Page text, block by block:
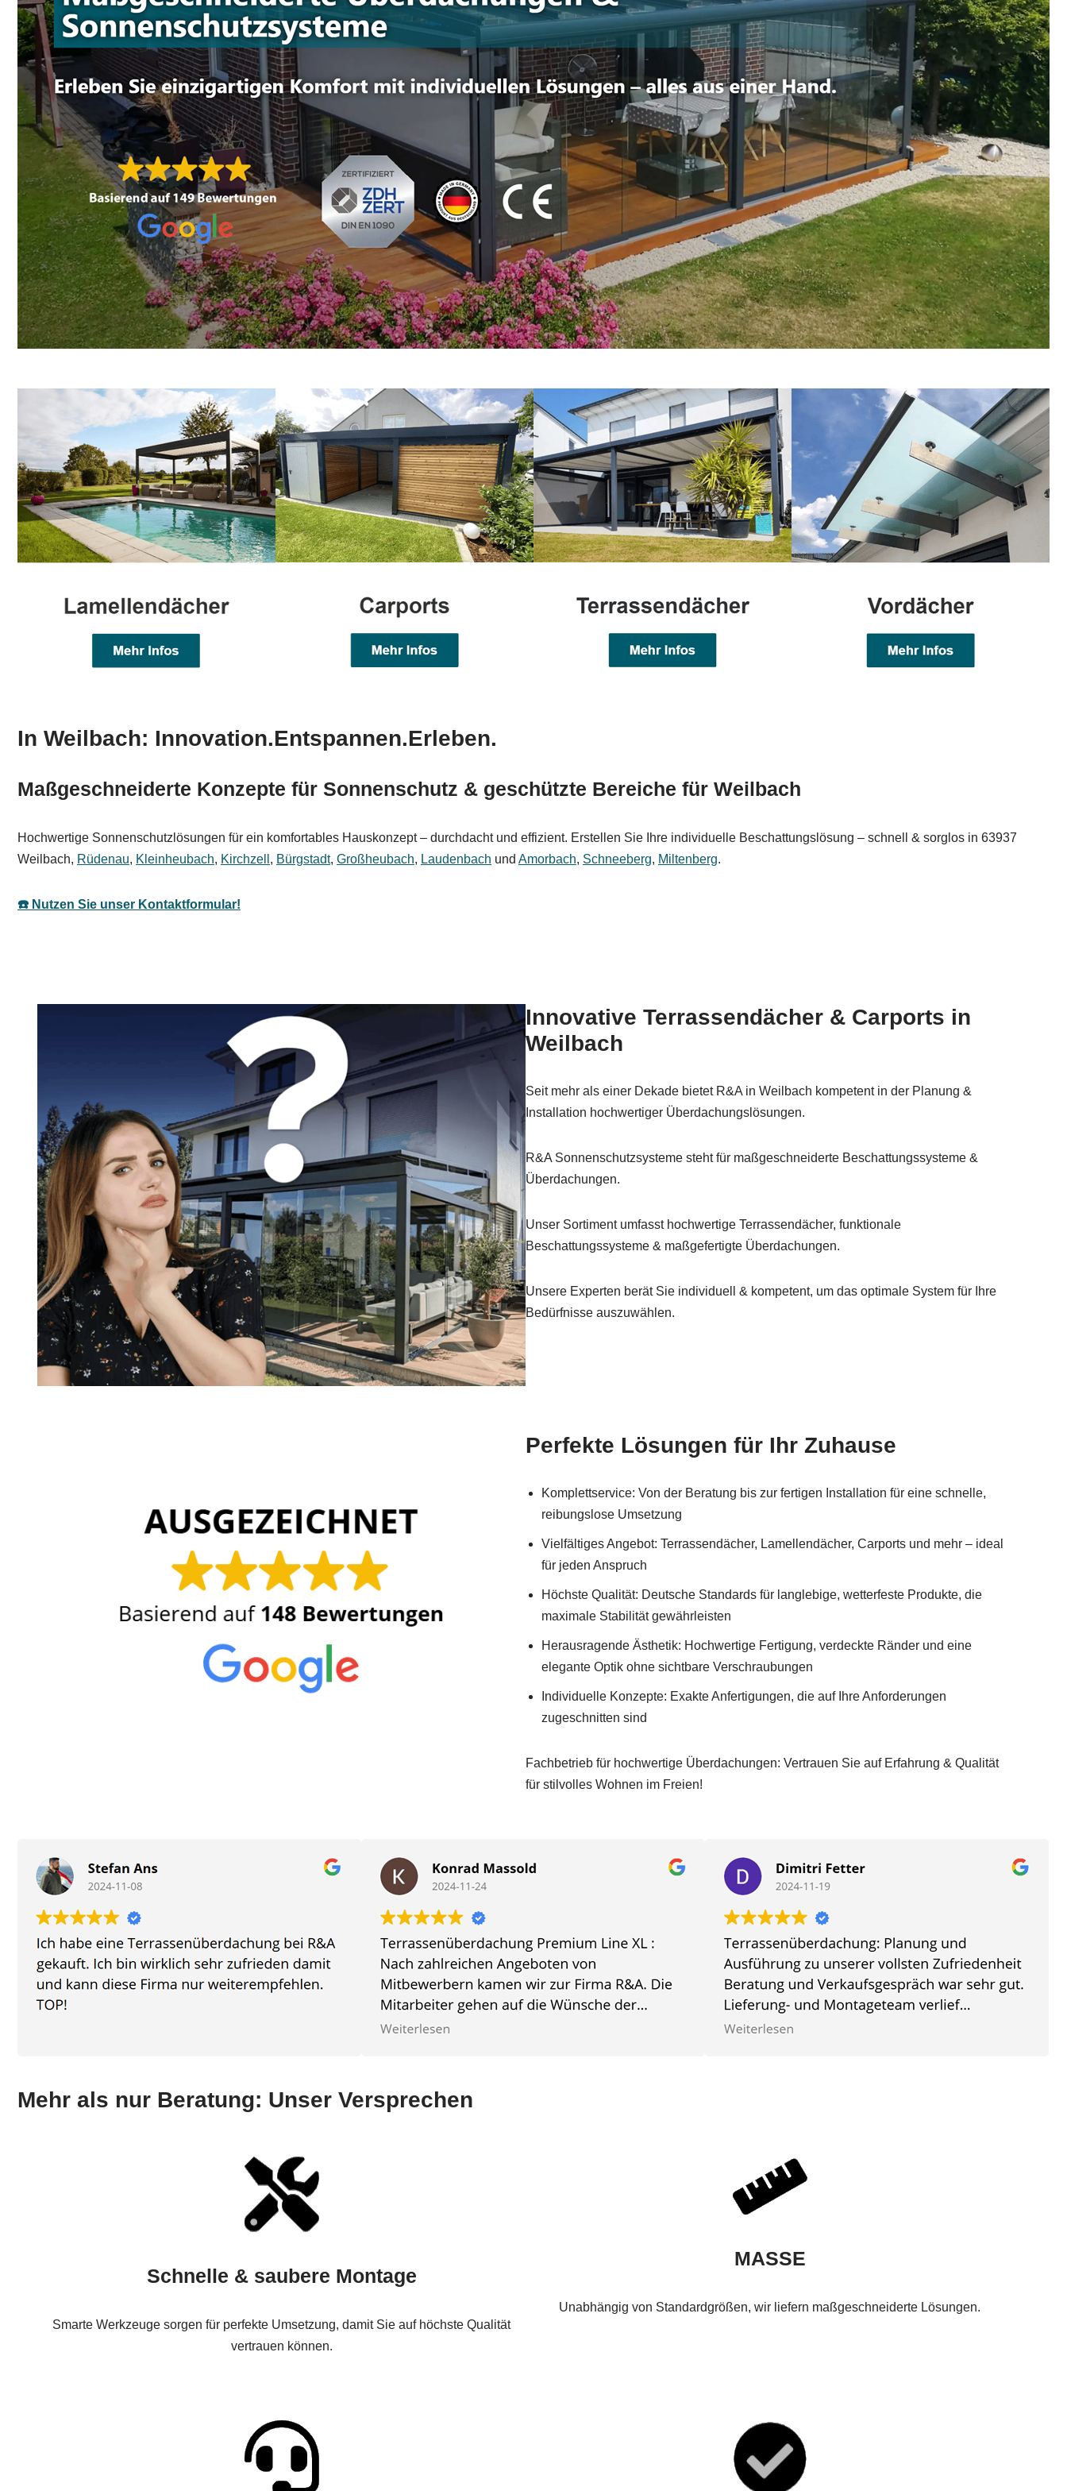
In Weilbach: Innovation.Entspannen.Erleben.
Maßgeschneiderte Konzepte für Sonnenschutz & geschützte Bereiche für Weilbach
Hochwertige Sonnenschutzlösungen für ein komfortables Hauskonzept – durchdacht und effizient. Erstellen Sie Ihre individuelle Beschattungslösung – schnell & sorglos in 63937
Weilbach, Rüdenau, Kleinheubach, Kirchzell , Bürgstadt, Großheubach, Laudenbach und Amorbach, Schneeberg, Miltenberg.
☎️ Nutzen Sie unser Kontaktformular!
Innovative Terrassendächer & Carports in
Weilbach
Seit mehr als einer Dekade bietet R&A in Weilbach kompetent in der Planung &
Installation hochwertiger Überdachungslösungen.
R&A Sonnenschutzsysteme steht für maßgeschneiderte Beschattungssysteme &
Überdachungen.
Unser Sortiment umfasst hochwertige Terrassendächer, funktionale
Beschattungssysteme & maßgefertigte Überdachungen.
Unsere Experten berät Sie individuell & kompetent, um das optimale System für Ihre
Bedürfnisse auszuwählen.
Perfekte Lösungen für Ihr Zuhause
Komplettservice: Von der Beratung bis zur fertigen Installation für eine schnelle,
reibungslose Umsetzung
Vielfältiges Angebot: Terrassendächer, Lamellendächer, Carports und mehr – ideal
für jeden Anspruch
Höchste Qualität: Deutsche Standards für langlebige, wetterfeste Produkte, die
maximale Stabilität gewährleisten
Herausragende Ästhetik: Hochwertige Fertigung, verdeckte Ränder und eine
elegante Optik ohne sichtbare Verschraubungen
Individuelle Konzepte: Exakte Anfertigungen, die auf Ihre Anforderungen
zugeschnitten sind
Fachbetrieb für hochwertige Überdachungen: Vertrauen Sie auf Erfahrung & Qualität
für stilvolles Wohnen im Freien!
Mehr als nur Beratung: Unser Versprechen
Schnelle & saubere Montage
Smarte Werkzeuge sorgen für perfekte Umsetzung, damit Sie auf höchste Qualität
vertrauen können.
MASSE
Unabhängig von Standardgrößen, wir liefern maßgeschneiderte Lösungen.